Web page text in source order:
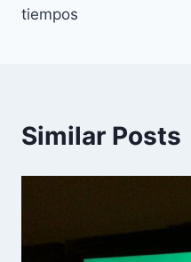
tiempos
Similar Posts